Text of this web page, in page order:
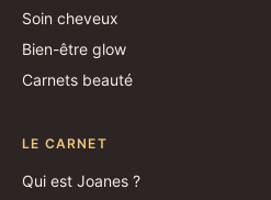
Soin cheveux
Bien-être glow
Carnets beauté
LE CARNET
Qui est Joanes ?